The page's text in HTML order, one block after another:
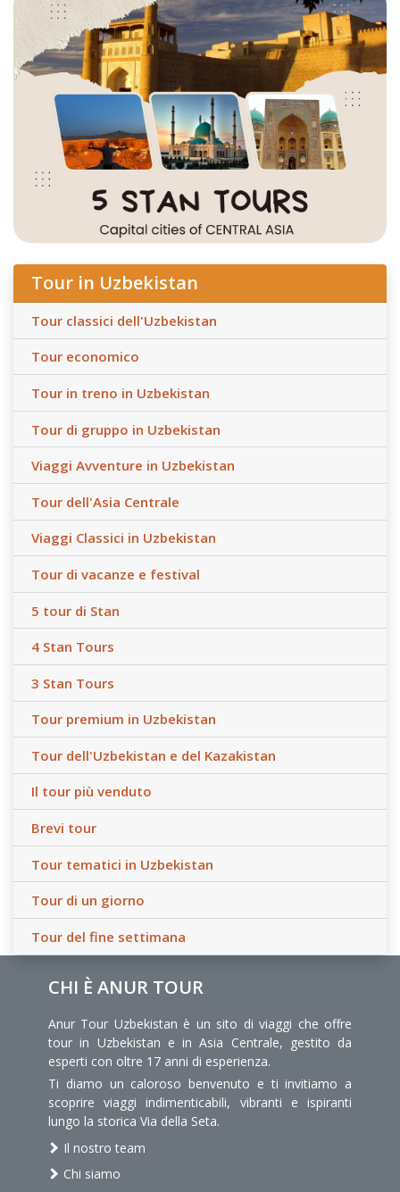
Tour in Uzbekistan
Tour classici dell'Uzbekistan
Tour economico
Tour in treno in Uzbekistan
Tour di gruppo in Uzbekistan
Viaggi Avventure in Uzbekistan
Tour dell'Asia Centrale
Viaggi Classici in Uzbekistan
Tour di vacanze e festival
5 tour di Stan
4 Stan Tours
3 Stan Tours
Tour premium in Uzbekistan
Tour dell'Uzbekistan e del Kazakistan
Il tour più venduto
Brevi tour
Tour tematici in Uzbekistan
Tour di un giorno
Tour del fine settimana
CHI È ANUR TOUR
Anur Tour Uzbekistan è un sito di viaggi che offre
tour in Uzbekistan e in Asia Centrale, gestito da
esperti con oltre 17 anni di esperienza.
Ti diamo un caloroso benvenuto e ti invitiamo a
scoprire viaggi indimenticabili, vibranti e ispiranti
lungo la storica Via della Seta.
Il nostro team
Chi siamo